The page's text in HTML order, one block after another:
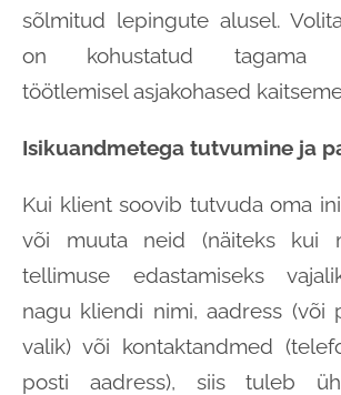
sõlmitud lepingute alusel.
on kohustatud tagama
töötlemisel asjakohased
Isikuandmetega tutvumine ja
Kui klient soovib tutvuda oma
või muuta neid (näiteks kui
tellimuse edastamiseks
nagu kliendi nimi, aadress (või
valik) või kontaktandmed
posti aadress), siis tuleb